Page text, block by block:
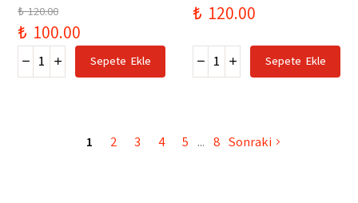
₺ 120.00
₺ 100.00
Sepete Ekle
₺ 120.00
Sepete Ekle
1 2 3 4 5 8 Sonraki